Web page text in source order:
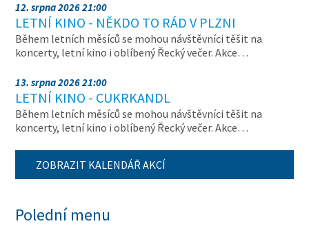
12. srpna 2026 21:00
LETNÍ KINO - NĚKDO TO RÁD V PLZNI
Během letních měsíců se mohou návštěvníci těšit na
koncerty, letní kino i oblíbený Řecký večer. Akce…
13. srpna 2026 21:00
LETNÍ KINO - CUKRKANDL
Během letních měsíců se mohou návštěvníci těšit na
koncerty, letní kino i oblíbený Řecký večer. Akce…
ZOBRAZIT KALENDÁŘ AKCÍ
Polední menu